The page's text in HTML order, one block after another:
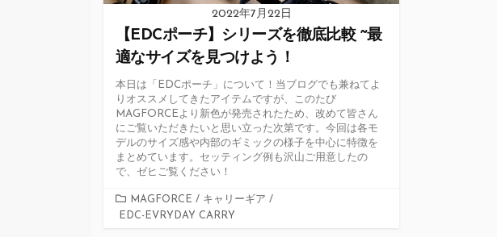
2022年7月22日
【EDCポーチ】シリーズを徹底比較 ~最
適なサイズを見つけよう！
本日は「EDCポーチ」について！当ブログでも兼ねてよ
りオススメしてきたアイテムですが、このたび
MAGFORCEより新色が発売されたため、改めて皆さん
にご覧いただきたいと思い立った次第です。今回は各モ
デルのサイズ感や内部のギミックの様子を中心に特徴を
まとめています。セッティング例も沢山ご用意したの
で、ゼヒご覧ください！
カ
テ
MAGFORCE / キャリーギア /
EDC-EVRYDAY CARRY